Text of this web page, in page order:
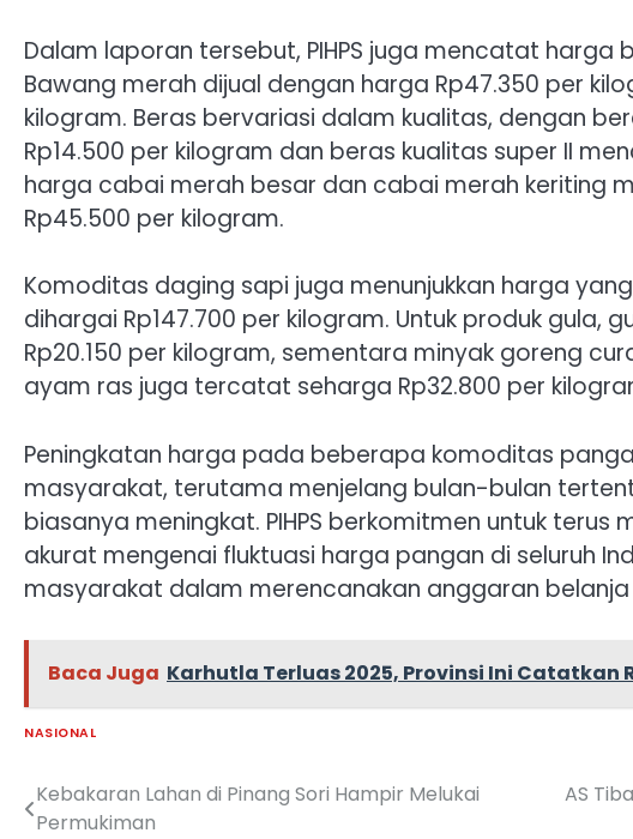
Dalam laporan tersebut, PIHPS juga mencatat
Bawang merah dijual dengan harga Rp47.350 per
kilogram. Beras bervariasi dalam kualitas, dengan
Rp14.500 per kilogram dan beras kualitas super II
harga cabai merah besar dan cabai merah keriting
Rp45.500 per kilogram.
Komoditas daging sapi juga menunjukkan harga
dihargai Rp147.700 per kilogram. Untuk produk gula,
Rp20.150 per kilogram, sementara minyak goreng
ayam ras juga tercatat seharga Rp32.800 per
Peningkatan harga pada beberapa komoditas
masyarakat, terutama menjelang bulan-bulan
biasanya meningkat. PIHPS berkomitmen untuk
akurat mengenai fluktuasi harga pangan di seluruh
masyarakat dalam merencanakan anggaran belanja
Baca Juga Karhutla Terluas 2025, Provinsi Ini Catatkan
NASIONAL
Navigasi
Kebakaran Lahan di Pinang Sori Hampir Melukai
Permukiman
AS